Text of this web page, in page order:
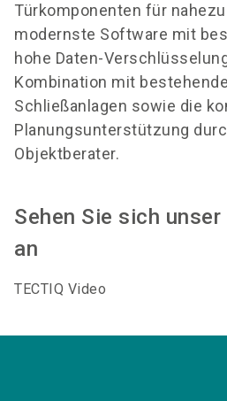
Türkomponenten für
modernste Software mit
hohe Daten-
Kombination mit
Schließanlagen sowie die
Planungsunterstützung
Objektberater.
Sehen Sie sich
an
TECTIQ Video